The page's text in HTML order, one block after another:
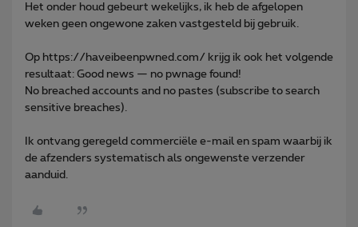
Het onder houd gebeurt wekelijks, ik heb de afgelopen
weken geen ongewone zaken vastgesteld bij gebruik.
Op https://haveibeenpwned.com/ krijg ik ook het volgende
resultaat: Good news — no pwnage found!
No breached accounts and no pastes (subscribe to search
sensitive breaches).
Ik ontvang geregeld commerciële e-mail en spam waarbij ik
de afzenders systematisch als ongewenste verzender
aanduid.